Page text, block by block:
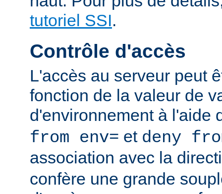
tutoriel SSI.
Contrôle d'accès
L'accès au serveur peut
fonction de la valeur de
d'environnement à l'aide
from env= et deny
association avec la
confère une grande